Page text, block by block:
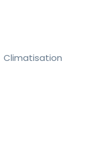
Climatisation